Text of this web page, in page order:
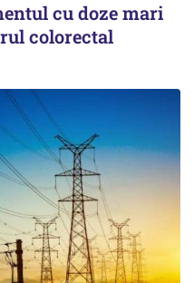
cu doze mari
colorectal